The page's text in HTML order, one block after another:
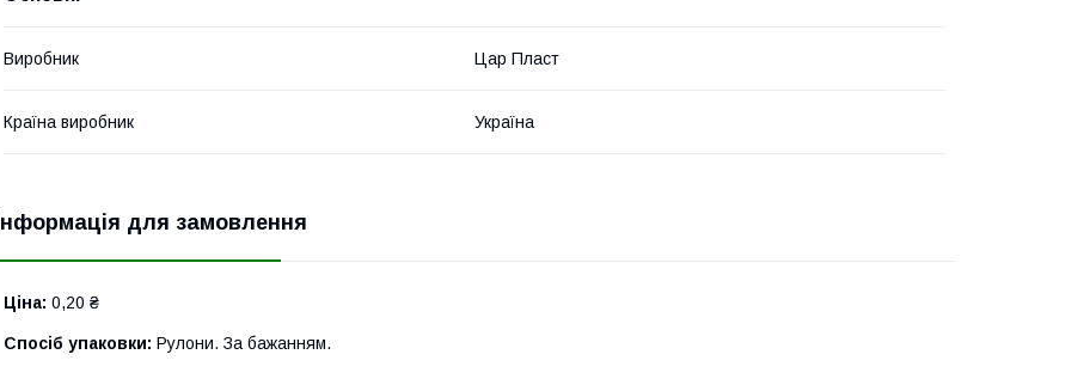
Виробник Цар Пласт
Країна виробник Україна
Інформація для замовлення
Ціна: 0,20 ₴
Спосіб упаковки: Рулони. За бажанням.